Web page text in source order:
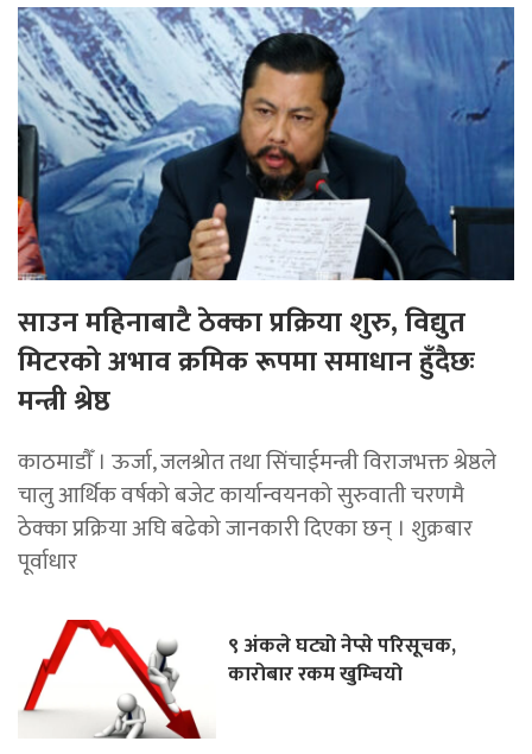
साउन महिनाबाटै ठेक्का प्रक्रिया शुरु, विद्युत
मिटरको अभाव क्रमिक रूपमा समाधान हुँदैछः
मन्त्री श्रेष्ठ
काठमाडाैँ । ऊर्जा, जलश्रोत तथा सिंचाईमन्त्री विराजभक्त श्रेष्ठले
चालु आर्थिक वर्षको बजेट कार्यान्वयनको सुरुवाती चरणमै
ठेक्का प्रक्रिया अघि बढेको जानकारी दिएका छन् । शुक्रबार
पूर्वाधार
९ अंकले घट्यो नेप्से परिसूचक,
कारोबार रकम खुम्चियो